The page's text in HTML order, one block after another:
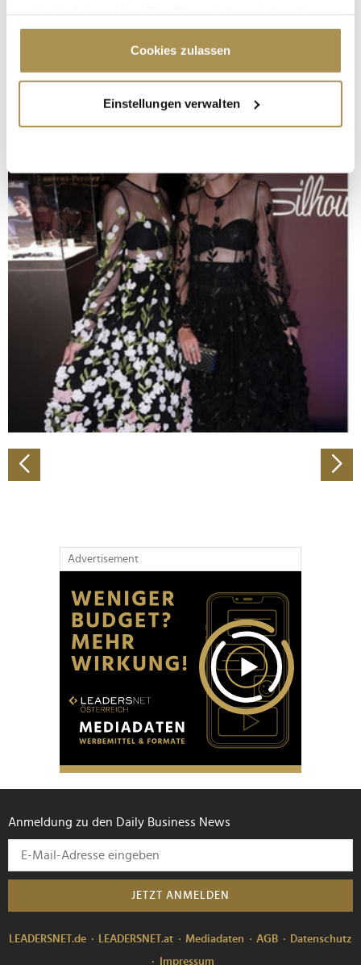
Cookie-Erklärung oder durch Klicken auf das Privacy
Trigger Symbol ändern oder widerrufen
Informationen über Ihre geografische Lage
erfassen, welche bis auf einige Meter genau sein
bestimmten Merkmalen (Fingerprinting) identifizieren
Erfahren Sie mehr darüber, wie Ihre persönlichen Daten
verarbeitet werden, und legen Sie Ihre Präferenzen im
Abschnitt Einzelheitenfest.
Wir verwenden Cookies, um Inhalte und Anzeigen zu
personalisieren, Funktionen für soziale Medien anbieten
zu können und die Zugriffe auf unsere Website zu
analysieren. Außerdem geben wir Informationen zu Ihrer
Verwendung unserer Website an unsere Partner für
soziale Medien, Werbung und Analysen weiter. Unsere
Partner führen diese Informationen möglicherweise mit
weiteren Daten zusammen, die Sie ihnen bereitgestellt
gesammelt haben.
Cookies zulassen
Einstellungen verwalten
Advertisement
Anmeldung zu den Daily Business News
JETZT ANMELDEN
LEADERSNET.de LEADERSNET.at Mediadaten AGB
Datenschutz
Impressum